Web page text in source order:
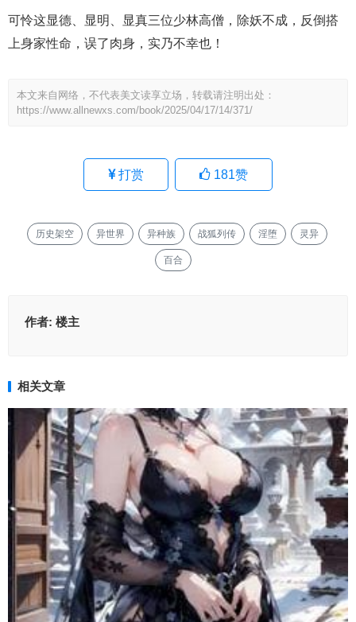
可怜这显德、显明、显真三位少林高僧，除妖不成，反倒搭
上身家性命，误了肉身，实乃不幸也！
本文来自网络，不代表美文读享立场，转载请注明出处：
https://www.allnewxs.com/book/2025/04/17/14/371/
打赏 181赞
历史架空 异世界 异种族 战狐列传 淫堕 灵异
百合
作者: 楼主
相关文章